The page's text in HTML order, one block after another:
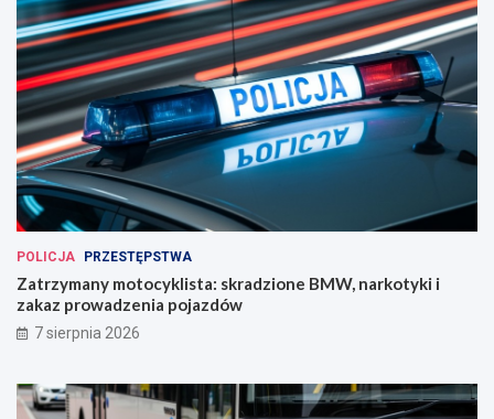
POLICJA PRZESTĘPSTWA
Zatrzymany motocyklista: skradzione BMW, narkotyki i
zakaz prowadzenia pojazdów
7 sierpnia 2026